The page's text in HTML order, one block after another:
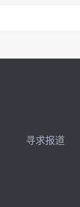
寻求报道